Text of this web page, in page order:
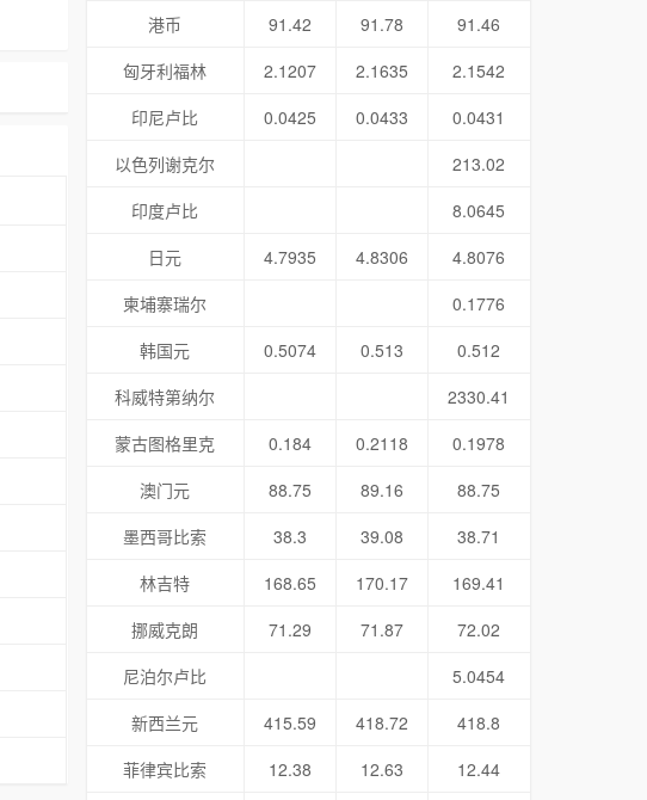
港币
91.42 91.78
91.46
匈牙利福林
2.1207 2.1635
2.1542
印尼卢比
0.0425 0.0433
0.0431
以色列谢克尔
213.02
印度卢比
8.0645
日元
4.7935 4.8306
4.8076
柬埔寨瑞尔
0.1776
韩国元
0.5074 0.513
0.512
科威特第纳尔
2330.41
蒙古图格里克
0.184 0.2118
0.1978
澳门元
88.75 89.16
88.75
墨西哥比索
38.3 39.08
38.71
林吉特
168.65 170.17
169.41
挪威克朗
71.29 71.87
72.02
尼泊尔卢比
5.0454
新西兰元
415.59 418.72
418.8
菲律宾比索
12.38 12.63
12.44